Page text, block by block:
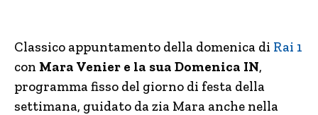
Classico appuntamento della domenica di Rai 1
con Mara Venier e la sua Domenica IN,
programma fisso del giorno di festa della
settimana, guidato da zia Mara anche nella